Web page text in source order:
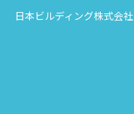
日本ビルディング株式会社